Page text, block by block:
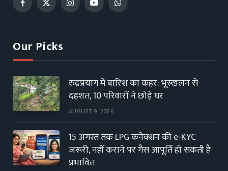
Facebook
X
InstagramYouTubeWhatsApp
Our Picks
रुद्रप्रयाग में बारिश का कहर: भूस्खलन से
दहशत, 10 परिवारों ने छोड़े घर
AUGUST 9, 2026
15 अगस्त तक LPG कनेक्शन की e-KYC
जरूरी, नहीं कराने पर गैस आपूर्ति हो सकती है
प्रभावित